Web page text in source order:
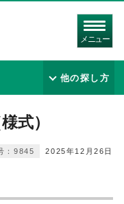
メニュー
他の探し方
式）
2025年12月26日
：9845